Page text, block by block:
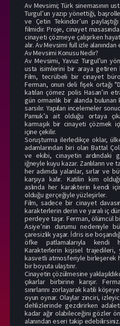
Av Mevsimi; Türk sinemasının
Turgul’un yazıp yönettiği,
ve Çetin Tekindor’un
filmidir. Proje, cinayet
cinayeti çözmeye çalışırken
alır. Av Mevsimi full izle
Av Mevsimi Konusu Nedir?
Av Mevsimi, Yavuz Turgul’un
usta isimlerini bir araya getiren
Film, tecrübeli bir cinayet
Ferman, onun deli fişek ortağı
katılan çömez polis Hasan’ın
gün ormanlık bir alanda bulunan
sarsılır. Yapılan incelemeler
Pamuk’a ait olduğu ortaya
karmaşık bir cinayeti çözmek
içine çekilir.
Soruşturma ilerledikçe oklar,
adamlarından biri olan Battal
ve ekibi, cinayetin ardındaki
iğneyle kuyu kazar. Zanlıların ve
her adımda yalanlar, sırlar ve
karşıya kalır. Katilin kim
aslında her karakterin kendi
olduğu gerçeğiyle yüzleşirler.
Film, sadece bir cinayet
karakterlerin derin ve yaralı iç
perdeye taşır. Ferman, ölümcül
Asiye’nin durumu nedeniyle
çaresizlik yaşar. İdris ise
öfke patlamalarıyla kendi
Karakterlerin kişisel trajedileri,
kasvetli atmosferiyle birleşerek
bir boyuta ulaştırır.
Cinayetin çözülmesine
çıkarlar birbirine karışır.
sınırlarını zorlayarak katili
oyun oynar. Olaylar zinciri,
dehlizlerinde gezdirirken
kadar ağır olabileceğini gözler
alanından eseri takip edebilirsiniz.